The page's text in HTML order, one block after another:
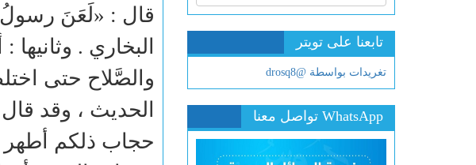
تابعنا على تويتر
تغريدات بواسطة @drosq8
WhatsApp تواصل معنا
قال : «لَعَنَ رسولُ
البخاري .
والصَّلاح حتى
الحديث ، وقد
حجاب ذلكم أطهر